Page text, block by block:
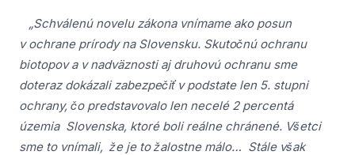
„Schválenú novelu zákona vnímame ako posun
v ochrane prírody na Slovensku. Skutočnú ochranu
biotopov a v nadväznosti aj druhovú ochranu sme
doteraz dokázali zabezpečiť v podstate len 5. stupni
ochrany, čo predstavovalo len necelé 2 percentá
územia Slovenska, ktoré boli reálne chránené. Všetci
sme to vnímali, že je to žalostne málo… Stále však